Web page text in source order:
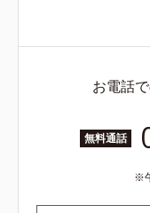
お電話
無料通話